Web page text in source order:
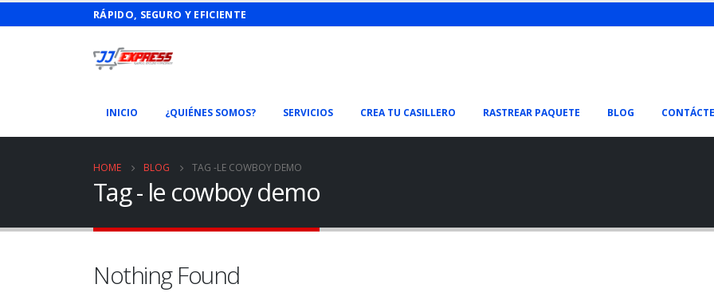
RÁPIDO, SEGURO Y EFICIENTE
INICIO ¿QUIÉNES SOMOS? SERVICIOS CREA TU CASILLERO RASTREAR PAQUETE BLOG
HOME BLOG TAG -LE COWBOY DEMO
Tag - le cowboy demo
Nothing Found